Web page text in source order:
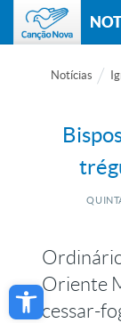
Open toolbar
Notícias
Oriente
cessar-